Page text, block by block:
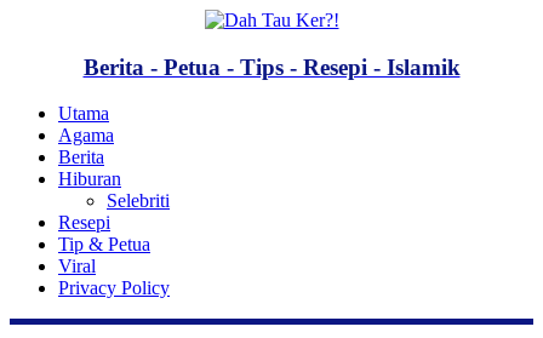
Berita - Petua - Tips - Resepi - Islamik
Utama
Agama
Berita
Hiburan
Selebriti
Resepi
Tip & Petua
Viral
Privacy Policy